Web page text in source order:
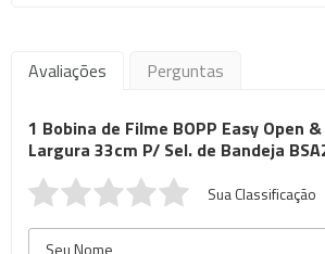
Avaliações Perguntas
1 Bobina de Filme BOPP Easy Open
Largura 33cm P/ Sel. de Bandeja
Sua Classificação